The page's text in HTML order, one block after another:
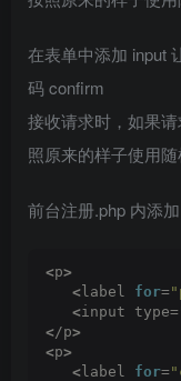
在表单中添加 input
码 confirm
接收请求时，如果
照原来的样子使用随
前台注册.php 内添加
<p>
< label for=
<input type=
</p>
<p>
< label for=